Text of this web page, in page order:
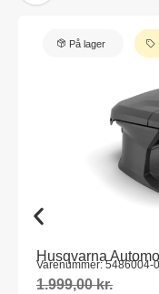
På lager
Husqvarna
Varenummer: 5486004-
1.999,00kr.